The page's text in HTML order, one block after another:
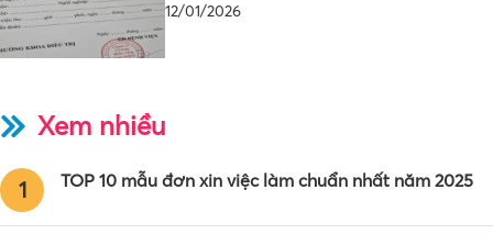
12/01/2026
Xem nhiều
1 TOP 10 mẫu đơn xin việc làm chuẩn nhất năm 2025